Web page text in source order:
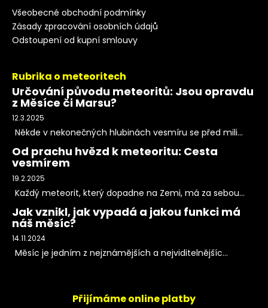
Všeobecné obchodní podmínky
Zásady zpracování osobních údajů
Odstoupení od kupní smlouvy
Rubrika o meteoritech
Určování původu meteoritů: Jsou opravdu
z Měsíce či Marsu?
12.3.2025
Někde v nekonečných hlubinách vesmíru se před mili...
Od prachu hvězd k meteoritu: Cesta
vesmírem
19.2.2025
Každý meteorit, který dopadne na Zemi, má za sebou...
Jak vznikl, jak vypadá a jakou funkci má
náš měsíc?
14.11.2024
Měsíc je jedním z nejznámějších a nejviditelnějšíc...
Přijímáme online platby